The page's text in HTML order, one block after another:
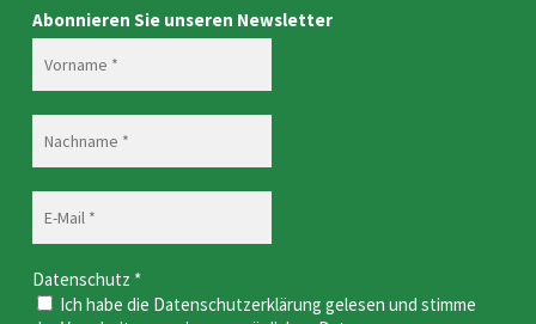
Abonnieren Sie unseren Newsletter
Datenschutz *
Ich habe die Datenschutzerklärung gelesen und stimme